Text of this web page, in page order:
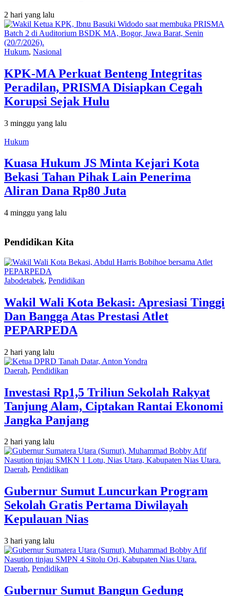
2 hari yang lalu
Hukum, Nasional
KPK-MA Perkuat Benteng Integritas
Peradilan, PRISMA Disiapkan Cegah
Korupsi Sejak Hulu
3 minggu yang lalu
Hukum
Kuasa Hukum JS Minta Kejari Kota
Bekasi Tahan Pihak Lain Penerima
Aliran Dana Rp80 Juta
4 minggu yang lalu
Pendidikan Kita
Jabodetabek, Pendidikan
Wakil Wali Kota Bekasi: Apresiasi Tinggi
Dan Bangga Atas Prestasi Atlet
PEPARPEDA
2 hari yang lalu
Daerah, Pendidikan
Investasi Rp1,5 Triliun Sekolah Rakyat
Tanjung Alam, Ciptakan Rantai Ekonomi
Jangka Panjang
2 hari yang lalu
Daerah, Pendidikan
Gubernur Sumut Luncurkan Program
Sekolah Gratis Pertama Diwilayah
Kepulauan Nias
3 hari yang lalu
Daerah, Pendidikan
Gubernur Sumut Bangun Gedung